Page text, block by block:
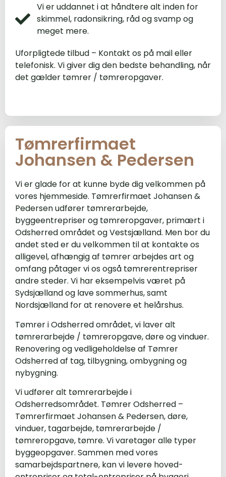
Vi er uddannet i at håndtere alt inden for
skimmel, radonsikring, råd og svamp og
meget mere.
Uforpligtede tilbud – Kontakt os på mail eller
telefonisk. Vi giver dig den bedste behandling, når
det gælder tømrer / tømreropgaver.
Tømrerfirmaet
Johansen & Pedersen
Vi er glade for at kunne byde dig velkommen på
vores hjemmeside. Tømrerfirmaet Johansen &
Pedersen udfører tømrerarbejde,
byggeentrepriser og tømreropgaver, primært i
Odsherred området og Vestsjælland. Men bor du
andet sted er du velkommen til at kontakte os
alligevel, afhængig af tømrer arbejdes art og
omfang påtager vi os også tømrerentrepriser
andre steder. Vi har eksempelvis været på
Sydsjælland og lave sommerhus, samt
Nordsjælland for at renovere et helårshus.
Tømrer i Odsherred området, vi laver alt
tømrerarbejde / tømreropgave, døre og vinduer.
Renovering og vedligeholdelse af Tømrer
Odsherred af tag, tilbygning, ombygning og
nybygning.
Vi udfører alt tømrerarbejde i
Odsherredsområdet. Tømrer Odsherred –
Tømrerfirmaet Johansen & Pedersen, døre,
vinduer, tagarbejde, tømrerarbejde /
tømreropgave, tømre. Vi varetager alle typer
byggeopgaver. Sammen med vores
samarbejdspartnere, kan vi levere hoved-